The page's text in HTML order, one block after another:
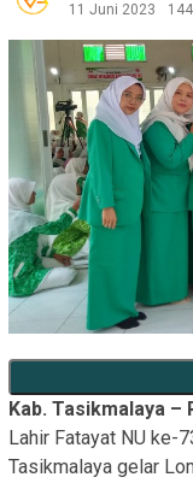
11 Juni 2023
Kab. Tasikmalaya –
Lahir Fatayat NU ke-
Tasikmalaya gelar